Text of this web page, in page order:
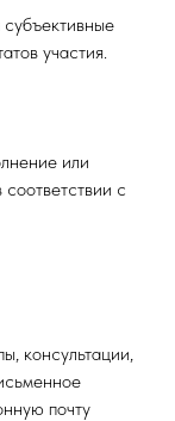
участия.
или
с
консультации,
почту